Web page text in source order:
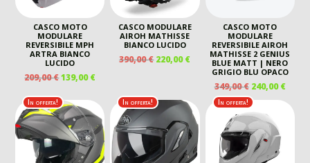
CASCO MOTO
MODULARE
REVERSIBILE MPH
ARTRA BIANCO
LUCIDO
209,00€IL
ORIGINALE
ERA:
209,00 €.
139,00€IL
ATTUALE
È:
139,00 €.
CASCO MODULARE
AIROH MATHISSE
BIANCO LUCIDO
390,00€ IL
ERA:
390,00 €.
220,00€IL
PREZZO
ATTUALE
220,00 €.
CASCO MOTO
MODULARE
REVERSIBILE AIROH
MATHISSE 2 GENIUS
BLUE MATT | NERO
GRIGIO BLU OPACO
349,00€ IL
PREZZO
ORIGINALE
ERA:
349,00 €.
240,00€IL
In offerta! In offerta! In offerta!